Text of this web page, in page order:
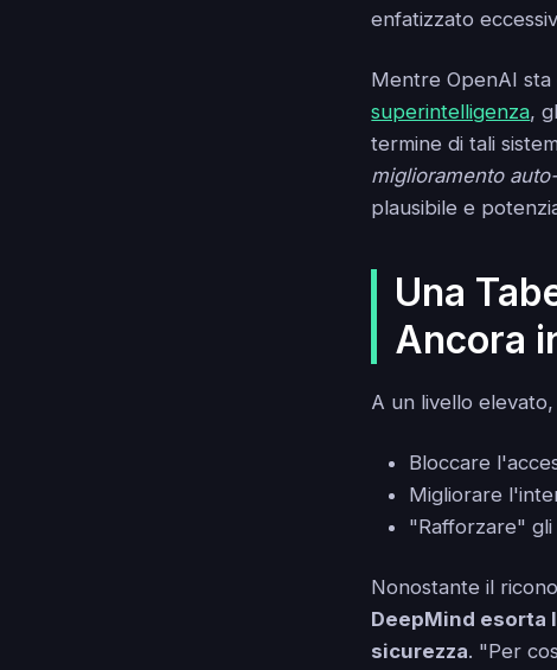
enfatizzato
Mentre OpenAI
superintelligenza,
termine di tali
miglioramento
plausibile e
Una
Ancora
A un livello
Bloccare
Migliorare
"Rafforzare"
Nonostante il
DeepMind esorta
sicurezza. "Per